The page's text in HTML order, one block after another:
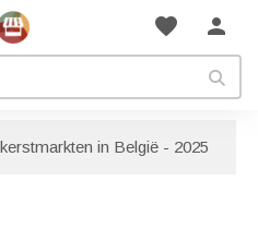
favorite person
Luik
in België - 2025